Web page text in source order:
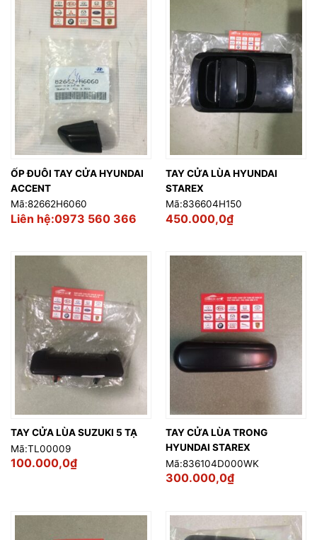
ỐP ĐUÔI TAY CỬA HYUNDAI
ACCENT
Mã:82662H6060
Liên hệ:0973 560 366
TAY CỬA LÙA HYUNDAI
STAREX
Mã:836604H150
450.000,0₫
TAY CỬA LÙA SUZUKI 5 TẠ
Mã:TL00009
100.000,0₫
TAY CỬA LÙA TRONG
HYUNDAI STAREX
Mã:836104D000WK
300.000,0₫